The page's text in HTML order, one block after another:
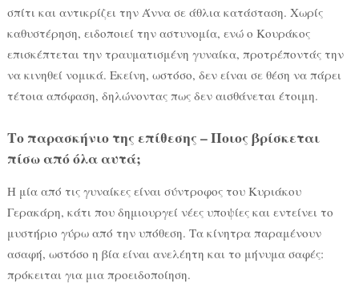
σπίτι και αντικρίζει την Άννα σε άθλια κατάσταση. Χωρίς
καθυστέρηση, ειδοποιεί την αστυνομία, ενώ ο Κουράκος
επισκέπτεται την τραυματισμένη γυναίκα, προτρέποντάς την
να κινηθεί νομικά. Εκείνη, ωστόσο, δεν είναι σε θέση να πάρει
τέτοια απόφαση, δηλώνοντας πως δεν αισθάνεται έτοιμη.
Το παρασκήνιο της επίθεσης – Ποιος βρίσκεται
πίσω από όλα αυτά;
Η μία από τις γυναίκες είναι σύντροφος του Κυριάκου
Γερακάρη, κάτι που δημιουργεί νέες υποψίες και εντείνει το
μυστήριο γύρω από την υπόθεση. Τα κίνητρα παραμένουν
ασαφή, ωστόσο η βία είναι ανελέητη και το μήνυμα σαφές:
πρόκειται για μια προειδοποίηση.